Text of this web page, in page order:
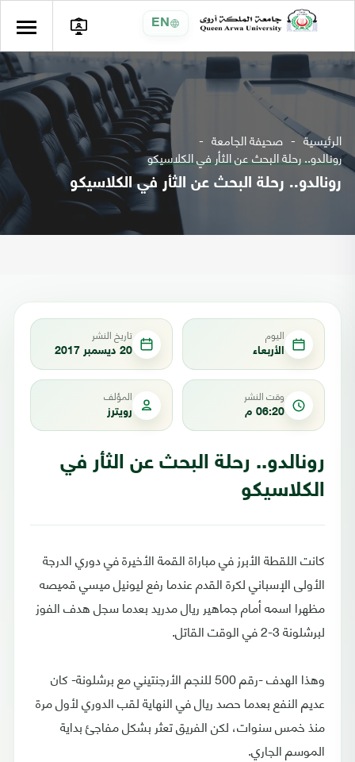
EN
الرئيسية صحيفة الجامعة
رونالدو.. رحلة البحث عن الثأر في الكلاسيكو
رونالدو.. رحلة البحث عن الثأر في الكلاسيكو
اليوم
الأربعاء
تاريخ النشر
20 ديسمبر 2017
وقت النشر
06:20 م
المؤلف
رويترز
رونالدو.. رحلة البحث عن الثأر في
الكلاسيكو
كانت اللقطة الأبرز في مباراة القمة الأخيرة في دوري الدرجة
الأولى الإسباني لكرة القدم عندما رفع ليونيل ميسي قميصه
مظهرا اسمه أمام جماهير ريال مدريد بعدما سجل هدف الفوز
لبرشلونة 3-2 في الوقت القاتل.
وهذا الهدف -رقم 500 للنجم الأرجنتيني مع برشلونة- كان
عديم النفع بعدما حصد ريال في النهاية لقب الدوري لأول مرة
منذ خمس سنوات، لكن الفريق تعثر بشكل مفاجئ بداية
الموسم الجاري.